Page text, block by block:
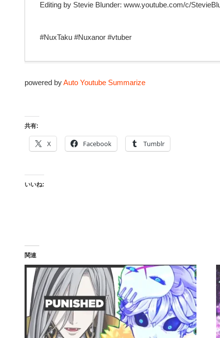
Editing by Stevie Blunder: www.youtube.com/c/
#NuxTaku #Nuxanor #vtuber
powered byAuto Youtube Summarize
共有:
X Facebook Tumblr
いいね:
関連